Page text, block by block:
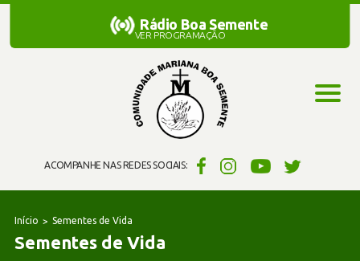
ACOMPANHE NAS REDES SOCIAIS:
Rádio Boa Semente
Rádio Boa Semente
VER PROGRAMAÇÃO
Início Sementes de Vida
Sementes de Vida